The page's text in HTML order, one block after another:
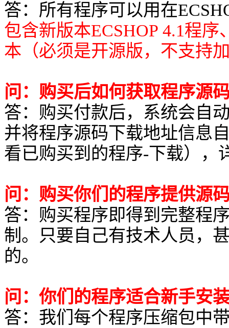
答：所有程序可以用在
包含新版本ECSHOP 4.1程
本（必须是开源版，不支持
问：购买后如何获取程序源
答：购买付款后，系统会自
并将程序源码下载地址信息
看已购买到的程序-下载），
问：购买你们的程序提供源
答：购买程序即得到完整程
制。只要自己有技术人员，
的。
问：你们的程序适合新手安
答：我们每个程序压缩包中